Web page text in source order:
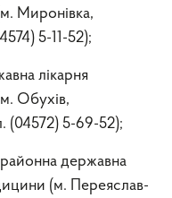
Миронівка,
5-11-52);
лікарня
Обухів,
(04572) 5-69-52);
державна
(м. Переяслав-